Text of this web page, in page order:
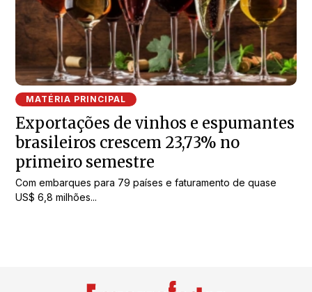
MATÉRIA PRINCIPAL
Exportações de vinhos e espumantes
brasileiros crescem 23,73% no
primeiro semestre
Com embarques para 79 países e faturamento de quase
US$ 6,8 milhões...